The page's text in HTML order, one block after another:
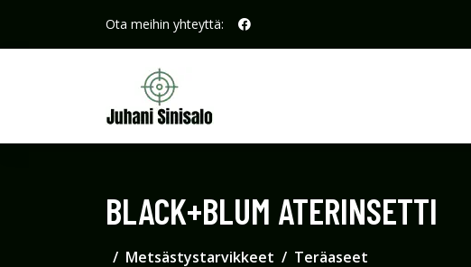
Ota meihin yhteyttä:
BLACK+BLUM ATERINSETTI
Metsästystarvikkeet Teräaseet